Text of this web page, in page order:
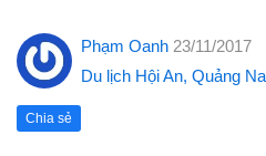
Phạm Oanh 23/11/2017
Du lịch Hội An, Quảng
Chia sẻ